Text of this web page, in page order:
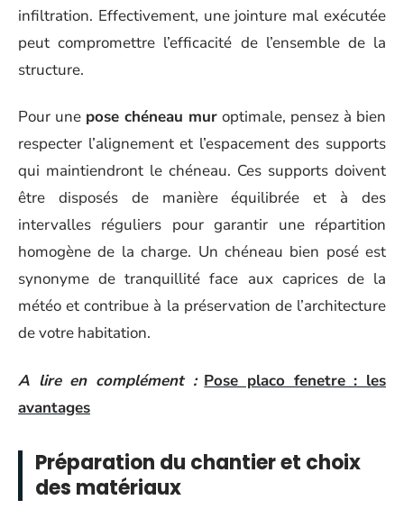
infiltration. Effectivement, une jointure mal exécutée
peut compromettre l’efficacité de l’ensemble de la
structure.
Pour une pose chéneau mur optimale, pensez à bien
respecter l’alignement et l’espacement des supports
qui maintiendront le chéneau. Ces supports doivent
être disposés de manière équilibrée et à des
intervalles réguliers pour garantir une répartition
homogène de la charge. Un chéneau bien posé est
synonyme de tranquillité face aux caprices de la
météo et contribue à la préservation de l’architecture
de votre habitation.
A lire en complément : Pose placo fenetre : les
avantages
Préparation du chantier et choix
des matériaux